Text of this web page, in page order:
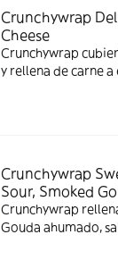
Crunchywrap
Cheese
Crunchywrap
y rellena de carne a
Crunchywrap
Sour, Smoked
Crunchywrap
Gouda ahumado,